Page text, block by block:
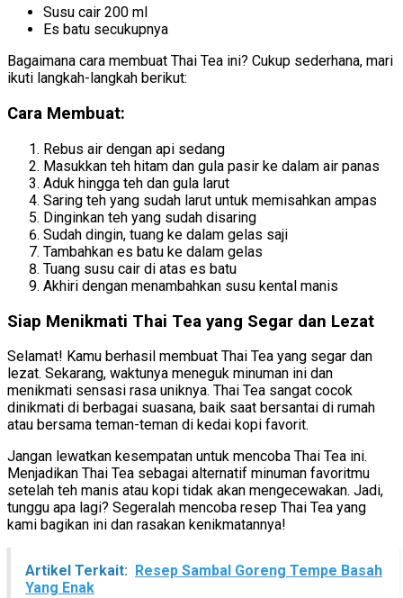
Susu cair 200 ml
Es batu secukupnya
Bagaimana cara membuat Thai Tea ini? Cukup sederhana, mari
ikuti langkah-langkah berikut:
Cara Membuat:
Rebus air dengan api sedang
Masukkan teh hitam dan gula pasir ke dalam air panas
Aduk hingga teh dan gula larut
Saring teh yang sudah larut untuk memisahkan ampas
Dinginkan teh yang sudah disaring
Sudah dingin, tuang ke dalam gelas saji
Tambahkan es batu ke dalam gelas
Tuang susu cair di atas es batu
Akhiri dengan menambahkan susu kental manis
Siap Menikmati Thai Tea yang Segar dan Lezat
Selamat! Kamu berhasil membuat Thai Tea yang segar dan
lezat. Sekarang, waktunya meneguk minuman ini dan
menikmati sensasi rasa uniknya. Thai Tea sangat cocok
dinikmati di berbagai suasana, baik saat bersantai di rumah
atau bersama teman-teman di kedai kopi favorit.
Jangan lewatkan kesempatan untuk mencoba Thai Tea ini.
Menjadikan Thai Tea sebagai alternatif minuman favoritmu
setelah teh manis atau kopi tidak akan mengecewakan. Jadi,
tunggu apa lagi? Segeralah mencoba resep Thai Tea yang
kami bagikan ini dan rasakan kenikmatannya!
Artikel Terkait: Resep Sambal Goreng Tempe Basah
Yang Enak